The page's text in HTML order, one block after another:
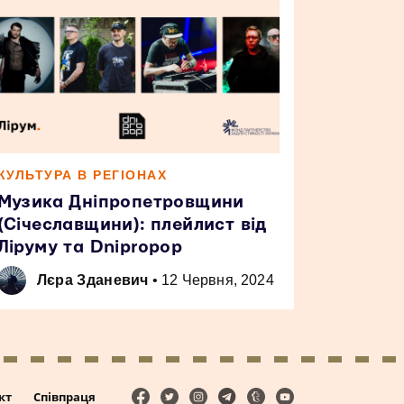
В РЕГІОНАХ
Дніпропетровщини
плейлист від
та Dnipropop
Лєра Зданевич • 12 Червня, 2024
Співпраця